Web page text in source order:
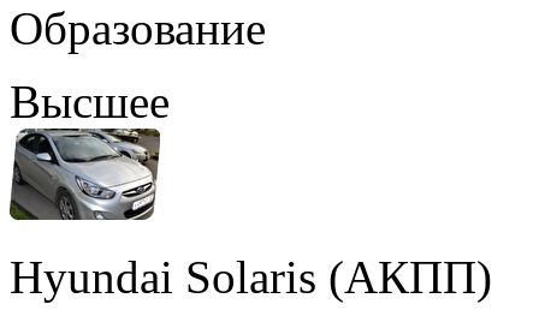
Образование
Высшее
Hyundai Solaris (АКПП)